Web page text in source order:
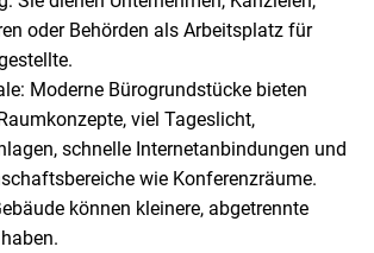
oder Behörden als Arbeitsplatz für
Moderne Bürogrundstücke bieten
viel Tageslicht,
schnelle Internetanbindungen und
wie Konferenzräume.
können kleinere, abgetrennte